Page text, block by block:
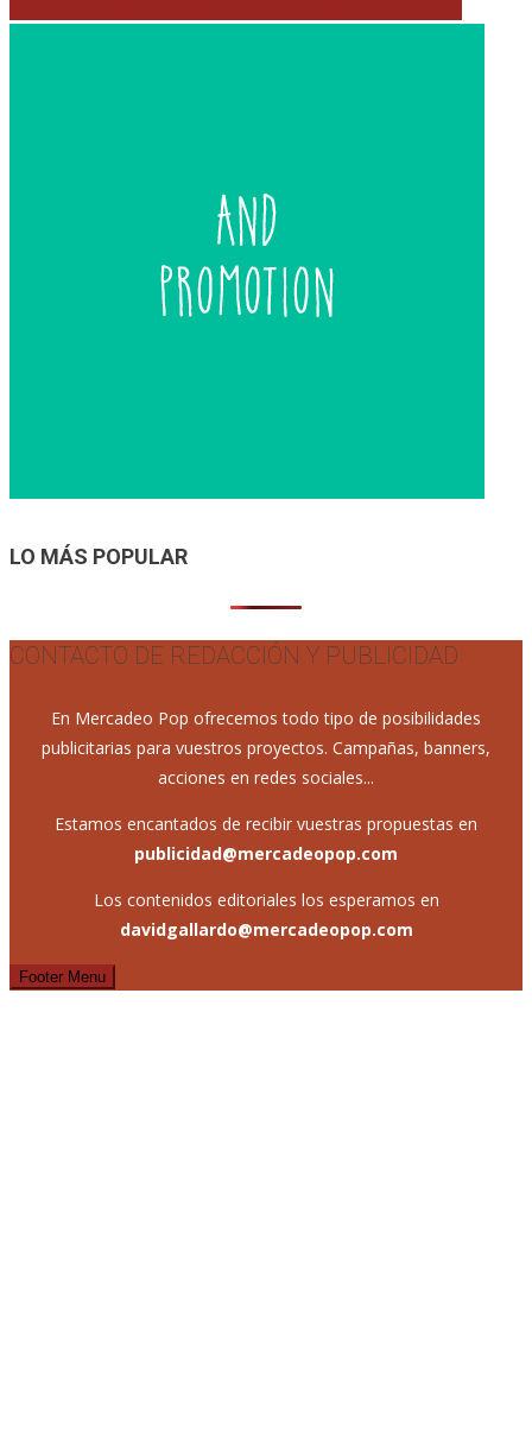
de
LO MÁS POPULAR
CONTACTO DE REDACCIÓN Y PUBLICIDAD
En Mercadeo Pop ofrecemos todo tipo de posibilidades
publicitarias para vuestros proyectos. Campañas, banners,
acciones en redes sociales...
Estamos encantados de recibir vuestras propuestas en
publicidad@mercadeopop.com
Los contenidos editoriales los esperamos en
davidgallardo@mercadeopop.com
Footer Menu